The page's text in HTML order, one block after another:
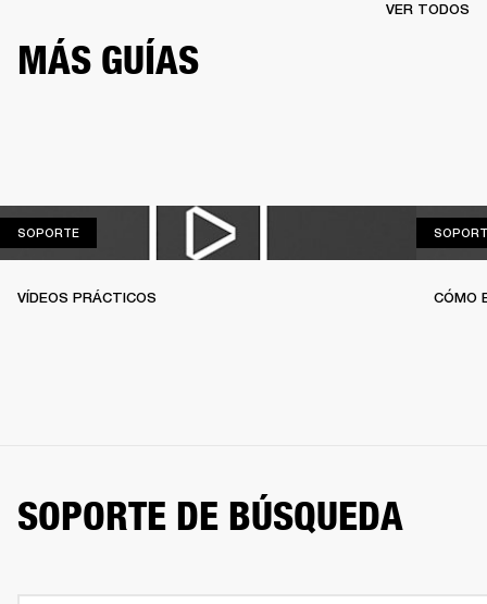
MÁS GUÍAS
VER TODOS
SOPORTESOPORTE
VÍDEOS PRÁCTICOS CÓMO
SOPORTE DE BÚSQUEDA